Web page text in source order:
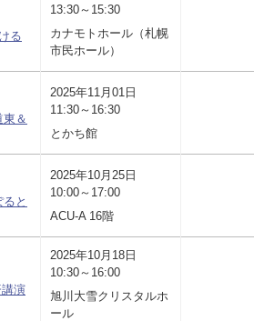
る
13:30～15:30
カナモトホール（札幌
市民ホール）
＆
2025年11月01日
11:30～16:30
とかち館
と
2025年10月25日
10:00～17:00
ACU-A 16階
演
2025年10月18日
10:30～16:00
旭川大雪クリスタルホ
ール